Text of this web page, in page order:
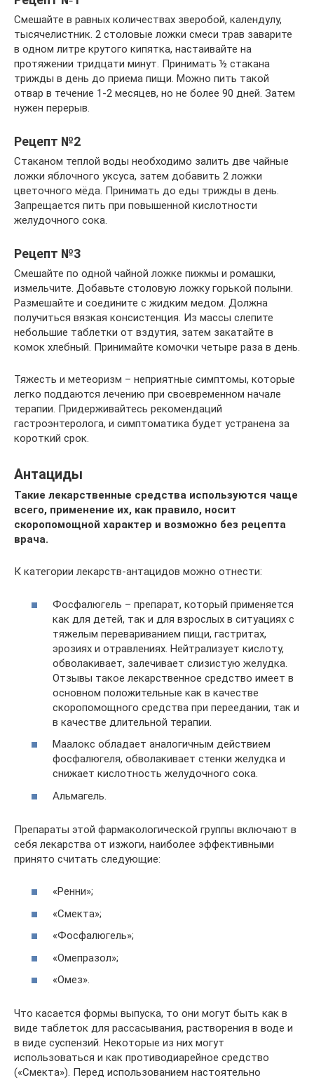
Смешайте в равных количествах зверобой, календулу,
тысячелистник. 2 столовые ложки смеси трав заварите
в одном литре крутого кипятка, настаивайте на
протяжении тридцати минут. Принимать ½ стакана
трижды в день до приема пищи. Можно пить такой
отвар в течение 1-2 месяцев, но не более 90 дней. Затем
нужен перерыв.
Рецепт №2
Стаканом теплой воды необходимо залить две чайные
ложки яблочного уксуса, затем добавить 2 ложки
цветочного мёда. Принимать до еды трижды в день.
Запрещается пить при повышенной кислотности
желудочного сока.
Рецепт №3
Смешайте по одной чайной ложке пижмы и ромашки,
измельчите. Добавьте столовую ложку горькой полыни.
Размешайте и соедините с жидким медом. Должна
получиться вязкая консистенция. Из массы слепите
небольшие таблетки от вздутия, затем закатайте в
комок хлебный. Принимайте комочки четыре раза в день.
Тяжесть и метеоризм – неприятные симптомы, которые
легко поддаются лечению при своевременном начале
терапии. Придерживайтесь рекомендаций
гастроэнтеролога, и симптоматика будет устранена за
короткий срок.
Антациды
Такие лекарственные средства используются чаще
всего, применение их, как правило, носит
скоропомощной характер и возможно без рецепта
врача.
К категории лекарств-антацидов можно отнести:
Фосфалюгель – препарат, который применяется
как для детей, так и для взрослых в ситуациях с
тяжелым перевариванием пищи, гастритах,
эрозиях и отравлениях. Нейтрализует кислоту,
обволакивает, залечивает слизистую желудка.
Отзывы такое лекарственное средство имеет в
основном положительные как в качестве
скоропомощного средства при переедании, так и
в качестве длительной терапии.
Маалокс обладает аналогичным действием
фосфалюгеля, обволакивает стенки желудка и
снижает кислотность желудочного сока.
Альмагель.
Препараты этой фармакологической группы включают в
себя лекарства от изжоги, наиболее эффективными
принято считать следующие:
«Ренни»;
«Смекта»;
«Фосфалюгель»;
«Омепразол»;
«Омез».
Что касается формы выпуска, то они могут быть как в
виде таблеток для рассасывания, растворения в воде и
в виде суспензий. Некоторые из них могут
использоваться и как противодиарейное средство
(«Смекта»). Перед использованием настоятельно